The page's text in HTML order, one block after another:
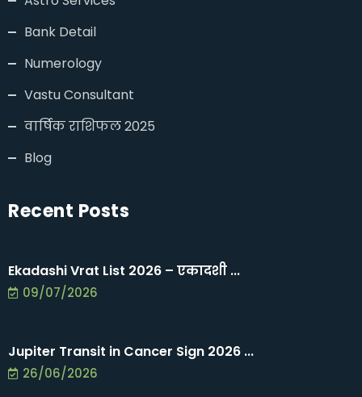
Bank Detail
Numerology
Vastu Consultant
वार्षिक राशिफल 2025
Blog
Recent Posts
Ekadashi Vrat List 2026 – एकादशी ...
09/07/2026
Jupiter Transit in Cancer Sign 2026 ...
26/06/2026